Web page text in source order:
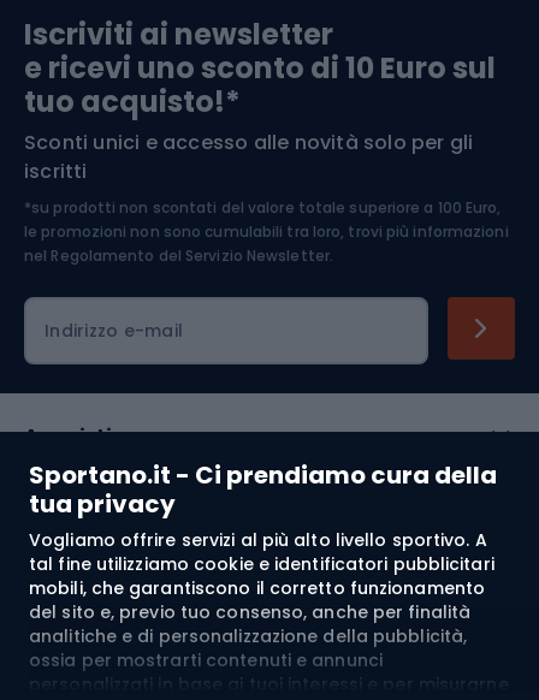
Sportano.it - Ci prendiamo cura della
tua privacy
Vogliamo offrire servizi al più alto livello sportivo. A
tal fine utilizziamo cookie e identificatori pubblicitari
mobili, che garantiscono il corretto funzionamento
del sito e, previo tuo consenso, anche per finalità
analitiche e di personalizzazione della pubblicità,
ossia per mostrarti contenuti e annunci
personalizzati in base ai tuoi interessi e per misurarne
Arrampicata
Medicina dello sport
Abbigliamento ciclistico
Iscriviti ai newsletter
e ricevi uno sconto di 10 Euro sul
tuo acquisto!*
Sconti unici e accesso alle novità solo per gli
iscritti
*su prodotti non scontati del valore totale superiore a 100 Euro,
le promozioni non sono cumulabili tra loro, trovi più informazioni
nel Regolamento del Servizio Newsletter.
Indirizzo e-mail
Acquisti
Servizio clienti
Regolamento
Chi siamo